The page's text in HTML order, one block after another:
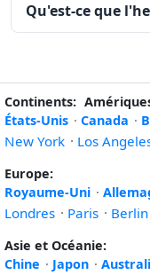
Qu'est-ce que
Continents:
États-Unis · Canada ·
New York · Los
Europe:
Royaume-Uni ·
Londres · Paris · Berlin
Asie et Océanie:
Chine · Japon ·